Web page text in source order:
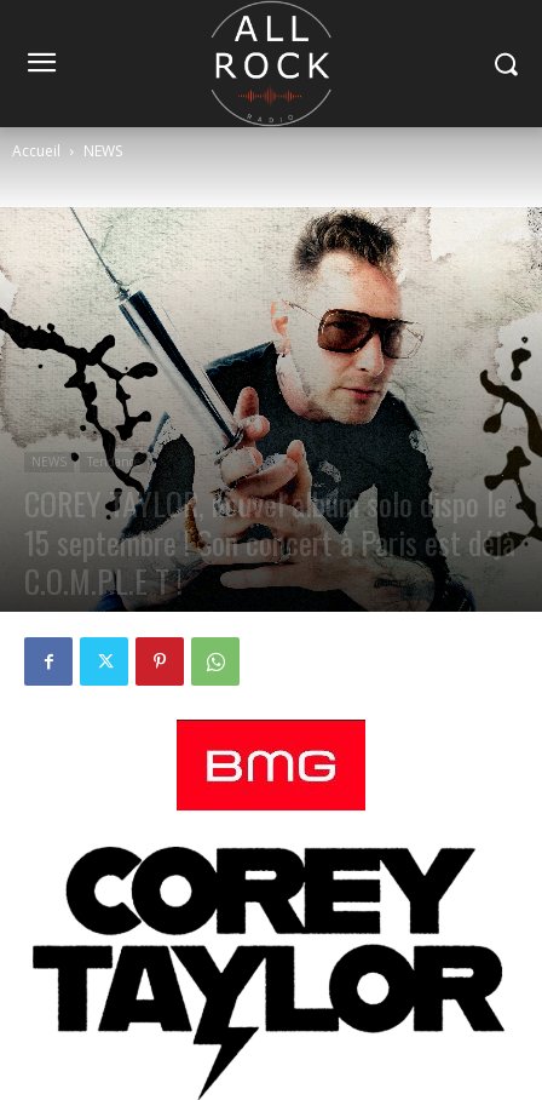
Accueil NEWS
NEWS Tendance
COREY TAYLOR, nouvel album solo dispo le
15 septembre ! Son concert à Paris est déjà
C.O.M.P.L.E T !